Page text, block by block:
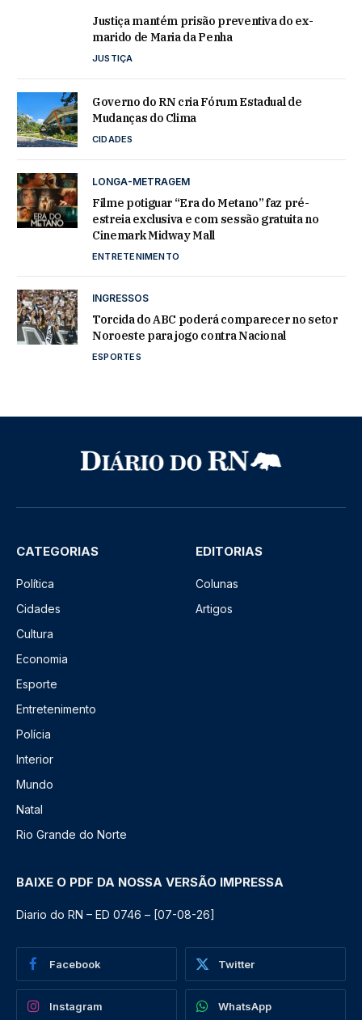
Justiça mantém prisão preventiva do ex-
marido de Maria da Penha
JUSTIÇA
Governo do RN cria Fórum Estadual de
Mudanças do Clima
CIDADES
LONGA-METRAGEM
Filme potiguar “Era do Metano” faz pré-
estreia exclusiva e com sessão gratuita no
Cinemark Midway Mall
ENTRETENIMENTO
INGRESSOS
Torcida do ABC poderá comparecer no setor
Noroeste para jogo contra Nacional
ESPORTES
CATEGORIAS
Política
Cidades
Cultura
Economia
Esporte
Entretenimento
Polícia
Interior
Mundo
Natal
Rio Grande do Norte
EDITORIAS
Colunas
Artigos
BAIXE O PDF DA NOSSA VERSÃO IMPRESSA
Diario do RN – ED 0746 – [07-08-26]
Facebook Twitter
Instagram WhatsApp